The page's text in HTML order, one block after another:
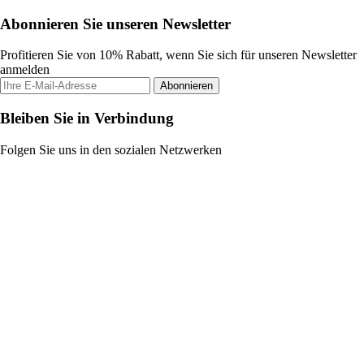
Abonnieren Sie unseren Newsletter
Profitieren Sie von 10% Rabatt, wenn Sie sich für unseren Newsletter
anmelden
Abonnieren
Bleiben Sie in Verbindung
Folgen Sie uns in den sozialen Netzwerken